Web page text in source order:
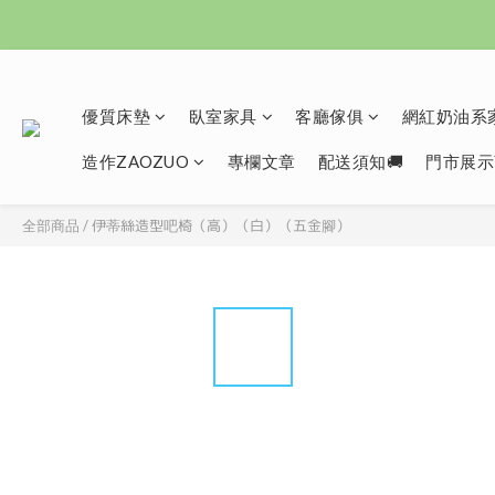
優質床墊 臥室家具 客廳傢俱 網紅奶油
造作ZAOZUO 專欄文章 配送須知🚚 門市展
全部商品 /伊蒂絲造型吧椅（高）（白）（五金腳）